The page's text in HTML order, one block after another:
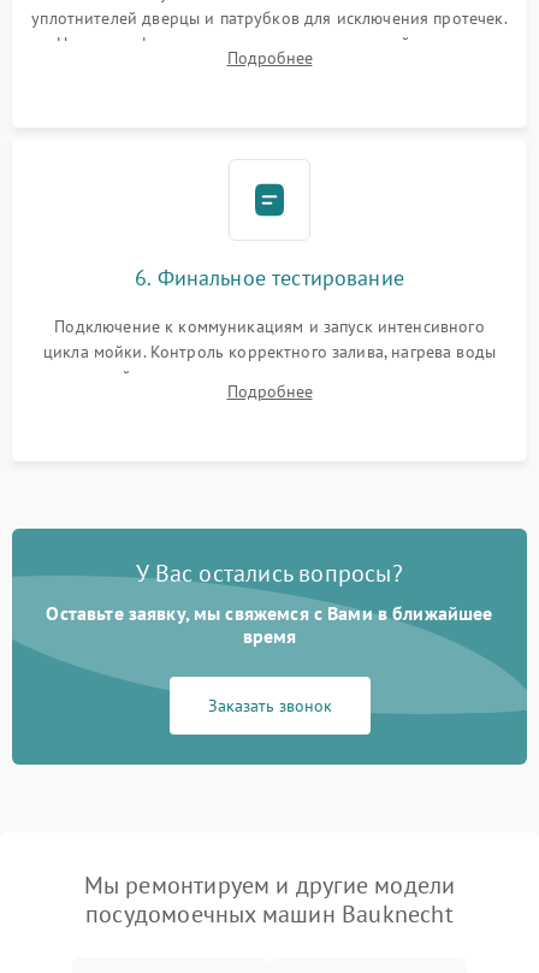
уплотнителей дверцы и патрубков для исключения протечек.
Надежная фиксация хомутов гидравлической системы,
сборка корпуса и установка датчика поплавка.
Подробнее
6. Финальное тестирование
Подключение к коммуникациям и запуск интенсивного
цикла мойки. Контроль корректного залива, нагрева воды
до нужной температуры, отсутствия посторонних шумов,
штатного слива и абсолютной сухости в поддоне.
Подробнее
У Вас остались вопросы?
Оставьте заявку, мы свяжемся с Вами в ближайшее
время
Заказать звонок
Мы ремонтируем и другие модели
посудомоечных машин Bauknecht